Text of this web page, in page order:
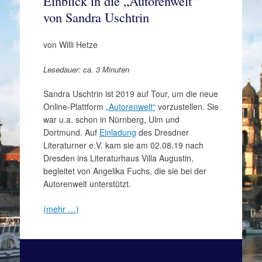
von Sandra Uschtrin
von Willi Hetze
Lesedauer: ca. 3 Minuten
Sandra Uschtrin ist 2019 auf Tour, um die neue
Online-Plattform „Autorenwelt“vorzustellen. Sie
war u.a. schon in Nürnberg, Ulm und
Dortmund. Auf Einladung des Dresdner
Literaturner e.V. kam sie am 02.08.19 nach
Dresden ins Literaturhaus Villa Augustin,
begleitet von Angelika Fuchs, die sie bei der
Autorenwelt unterstützt.
(mehr …)